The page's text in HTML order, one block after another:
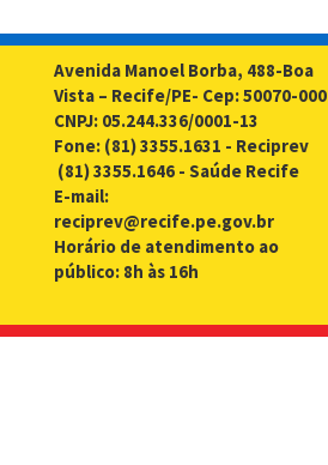
Avenida Manoel Borba, 488-Boa
Vista – Recife/PE- Cep: 50070-000
CNPJ: 05.244.336/0001-13
Fone: (81) 3355.1631 - Reciprev
(81) 3355.1646 - Saúde Recife
E-mail:
reciprev@recife.pe.gov.br
Horário de atendimento ao
público: 8h às 16h